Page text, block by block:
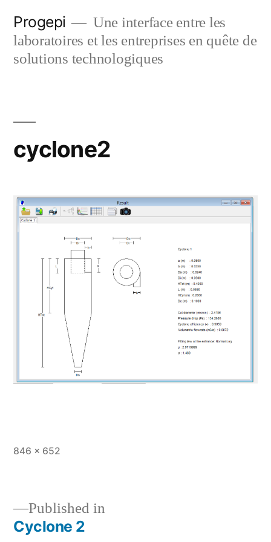
content
Progepi
Une interface entre les
laboratoires et les entreprises en quête de
solutions technologiques
cyclone2
Full
846 × 652
Published in
Cyclone 2